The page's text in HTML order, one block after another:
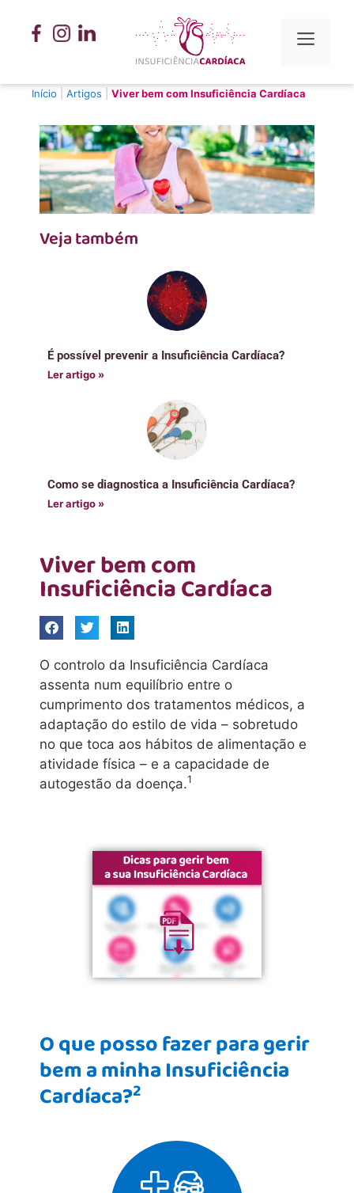
Início Artigos Viver bem com Insuficiência Cardíaca
Veja também
É possível prevenir a Insuficiência Cardíaca?
Ler artigo »
Como se diagnostica a Insuficiência Cardíaca?
Ler artigo »
Viver bem com
Insuficiência Cardíaca
O controlo da Insuficiência Cardíaca
assenta num equilíbrio entre o
cumprimento dos tratamentos médicos, a
adaptação do estilo de vida – sobretudo
no que toca aos hábitos de alimentação e
atividade física – e a capacidade de
autogestão da doença.1
O que posso fazer para gerir
bem a minha Insuficiência
Cardíaca?2